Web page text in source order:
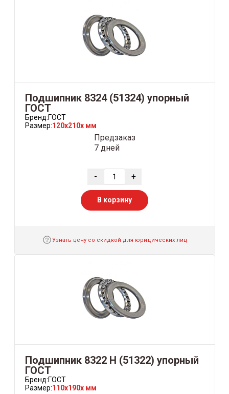
Подшипник 8324 (51324) упорный
ГОСТ
Бренд:ГОСТ
Размер:120x210x мм
Предзаказ
7 дней
- +
В корзину
Узнать цену со скидкой для юридических лиц
Подшипник 8322 Н (51322) упорный
ГОСТ
Бренд:ГОСТ
Размер:110x190x мм